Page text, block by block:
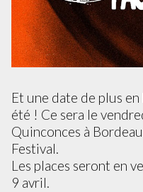
Et une date de plus
été ! Ce sera le
Quinconces à
Festival.
Les places seront en
9 avril.